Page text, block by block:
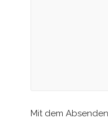
Mit dem